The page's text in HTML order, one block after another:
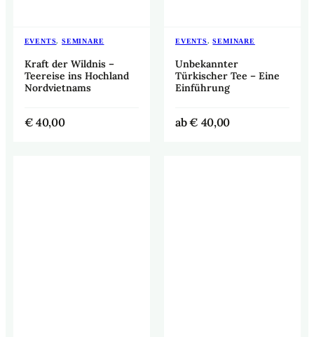
EVENTS,SEMINARE
Kraft der Wildnis –
Teereise ins Hochland
Nordvietnams
€ 40,00
EVENTS,SEMINARE
Unbekannter
Türkischer Tee – Eine
Einführung
ab€ 40,00